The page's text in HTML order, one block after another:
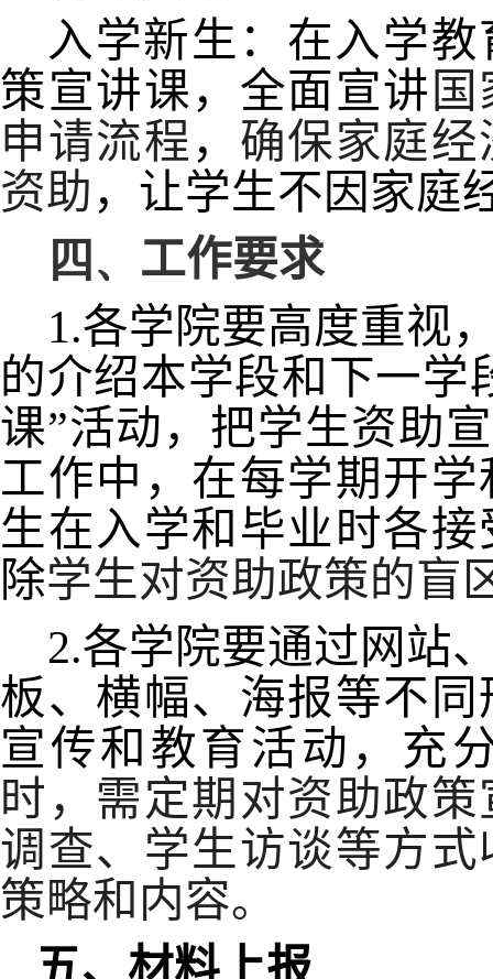
入学新生：在入学
策宣讲课，全面宣讲
申请流程 ， 确保家庭
资助 ，让学生不因家庭
四、 工作要求
1.各学院要高度重视
的介绍本学段和下一学
课”活动，把学生资助
工作中，在每学期开
生在入学和毕业时各
除学生对资助政策的盲
2.各学院要通过网站
板、横幅、海报等不
宣传和教育活动，充
时，需定期对资助政
调查、学生访谈等方
策略和内容。
五、材料上报